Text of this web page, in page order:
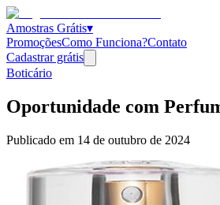
Amostras Grátis▾
PromoçõesComo Funciona?Contato
Cadastrar grátis
Boticário
Oportunidade com
Publicado em 14 de outubro de 2024